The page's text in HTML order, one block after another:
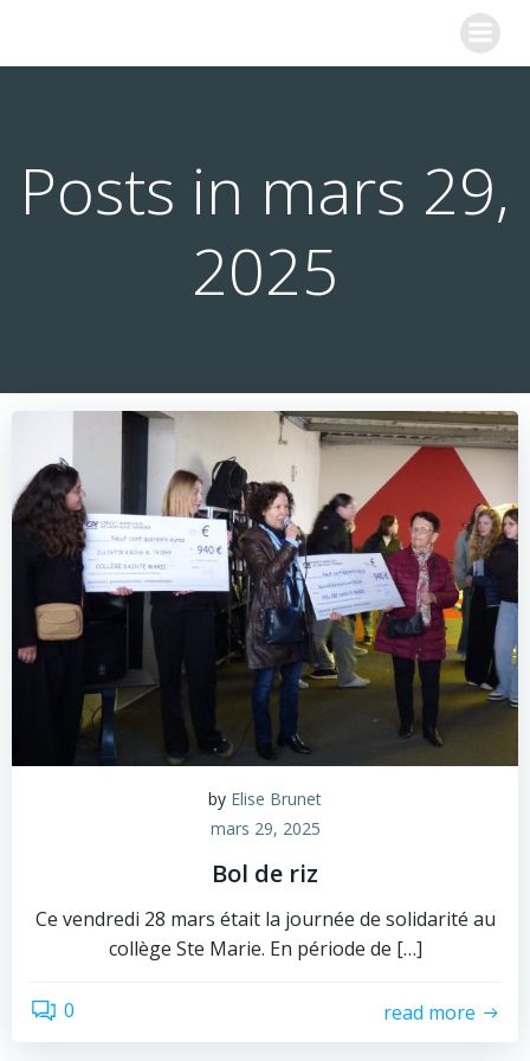
contenu
Posts in mars 29,
2025
by Elise Brunet
mars 29, 2025
Bol de riz
Ce vendredi 28 mars était la journée de solidarité au
collège Ste Marie. En période de […]
0 read more